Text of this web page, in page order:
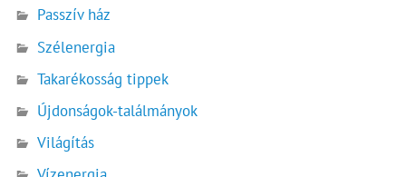
Passzív ház
Szélenergia
Takarékosság tippek
Újdonságok-találmányok
Világítás